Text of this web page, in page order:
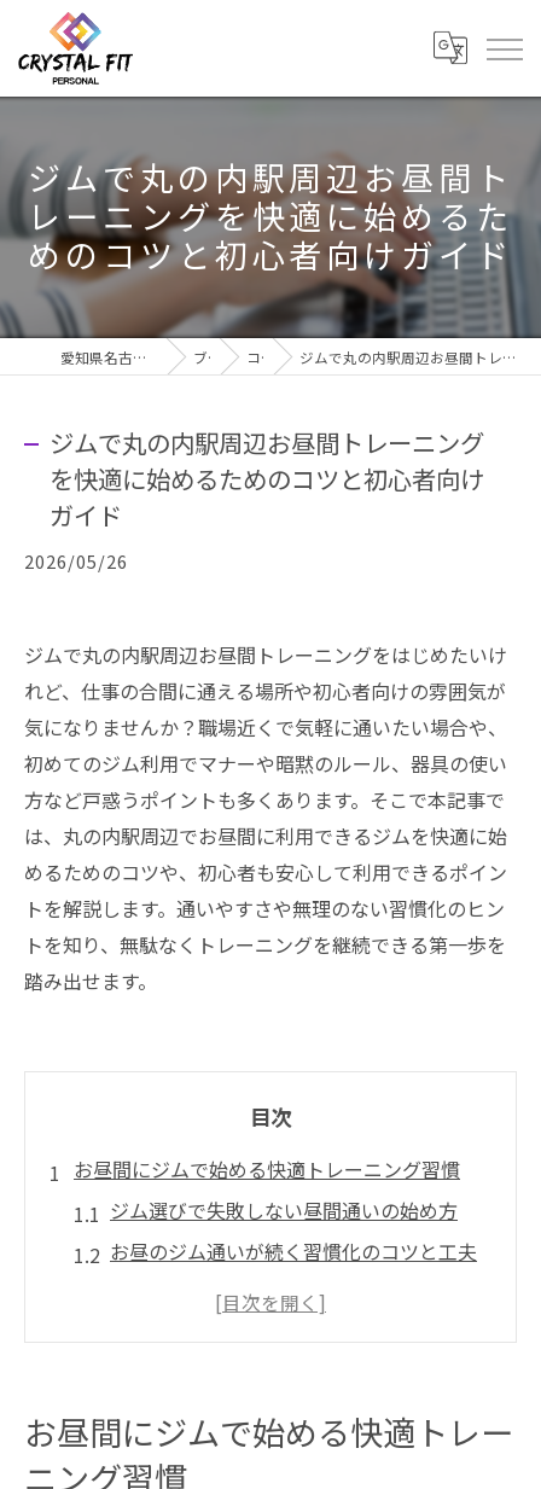
ジムで丸の内駅周辺お昼間ト
レーニングを快適に始めるた
めのコツと初心者向けガイド
愛知県名古屋市のジムならCRYSTAL Fit ブログ コラム ジムで丸の内駅周辺お昼間トレーニングを快適に始めるためのコツと初心者向けガイド
ジムで丸の内駅周辺お昼間トレーニング
を快適に始めるためのコツと初心者向け
ガイド
2026/05/26
ジムで丸の内駅周辺お昼間トレーニングをはじめたいけ
れど、仕事の合間に通える場所や初心者向けの雰囲気が
気になりませんか？職場近くで気軽に通いたい場合や、
初めてのジム利用でマナーや暗黙のルール、器具の使い
方など戸惑うポイントも多くあります。そこで本記事で
は、丸の内駅周辺でお昼間に利用できるジムを快適に始
めるためのコツや、初心者も安心して利用できるポイン
トを解説します。通いやすさや無理のない習慣化のヒン
トを知り、無駄なくトレーニングを継続できる第一歩を
踏み出せます。
目次
お昼間にジムで始める快適トレーニング習慣
ジム選びで失敗しない昼間通いの始め方
お昼のジム通いが続く習慣化のコツと工夫
丸の内駅周辺でジムを快適に利用する秘訣
ジム初心者が知るべき昼間利用のポイント
丸の内駅近くで叶う昼間ジム通いの魅力解説
お昼間にジムで始める快適トレー